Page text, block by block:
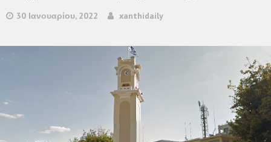
30 Ιανουαρίου, 2022 xanthidaily